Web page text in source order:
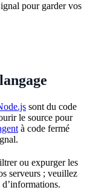
pour garder vos
sont du code
le source pour
à code fermé
ou expurger les
serveurs ; veuillez